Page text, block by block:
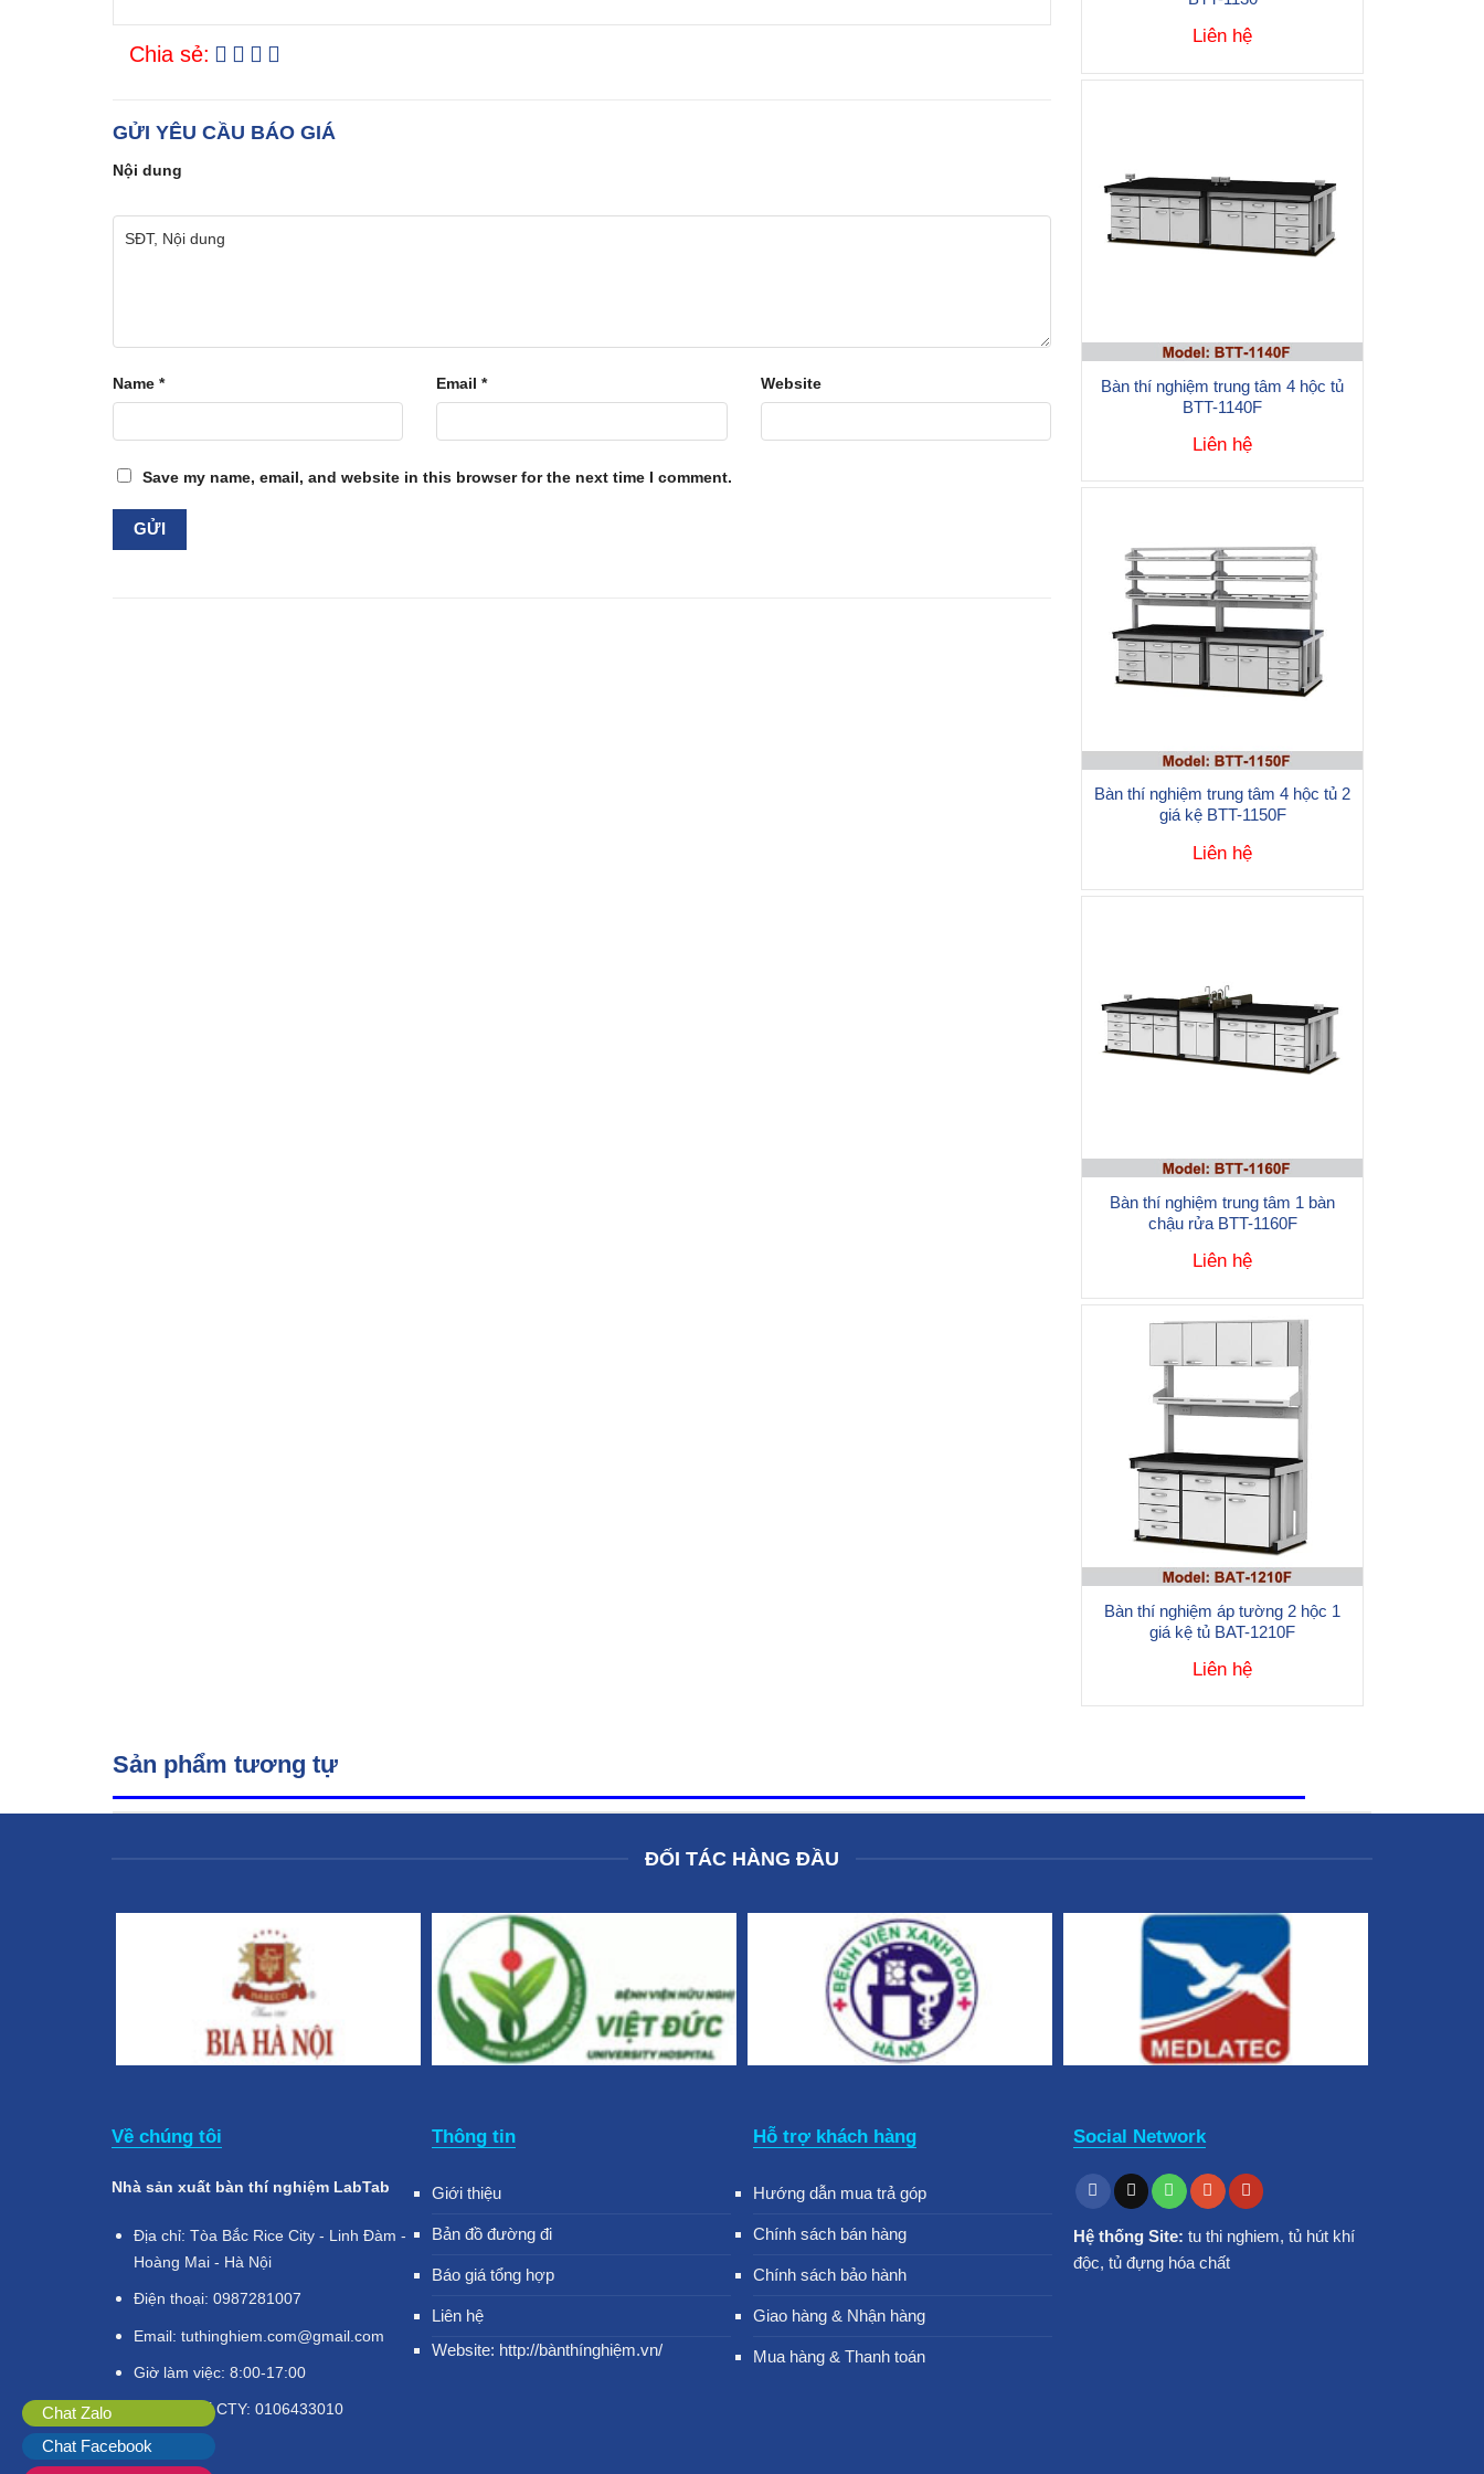
Chia sẻ:
GỬI YÊU CẦU BÁO GIÁ
Nội dung
Name * Email* Website
Save my name, email, and website in this browser for the next time I comment.
Liên hệ
Bàn thí nghiệm trung tâm 4 hộc tủ
BTT-1140F
Liên hệ
Bàn thí nghiệm trung tâm 4 hộc tủ 2
giá kệ BTT-1150F
Liên hệ
Bàn thí nghiệm trung tâm 1 bàn
chậu rửa BTT-1160F
Liên hệ
Bàn thí nghiệm áp tường 2 hộc 1
giá kệ tủ BAT-1210F
Liên hệ
Sản phẩm tương tự
ĐỐI TÁC HÀNG ĐẦU
Về chúng tôi
Nhà sản xuất bàn thí nghiệm LabTab
Địa chỉ: Tòa Bắc Rice City - Linh Đàm -
Hoàng Mai - Hà Nội
Điện thoại: 0987281007
Email: tuthinghiem.com@gmail.com
Giờ làm việc: 8:00-17:00
Mã số thuế CTY: 0106433010
Thông tin
Giới thiệu
Bản đồ đường đi
Báo giá tổng hợp
Liên hệ
Website: http://bànthínghiệm.vn/
Hỗ trợ khách hàng
Hướng dẫn mua trả góp
Chính sách bán hàng
Chính sách bảo hành
Giao hàng & Nhận hàng
Mua hàng & Thanh toán
Social Network
Hệ thống Site: tu thi nghiem,tủ hút khí
độc,tủ đựng hóa chất
Chat Zalo
Chat Facebook